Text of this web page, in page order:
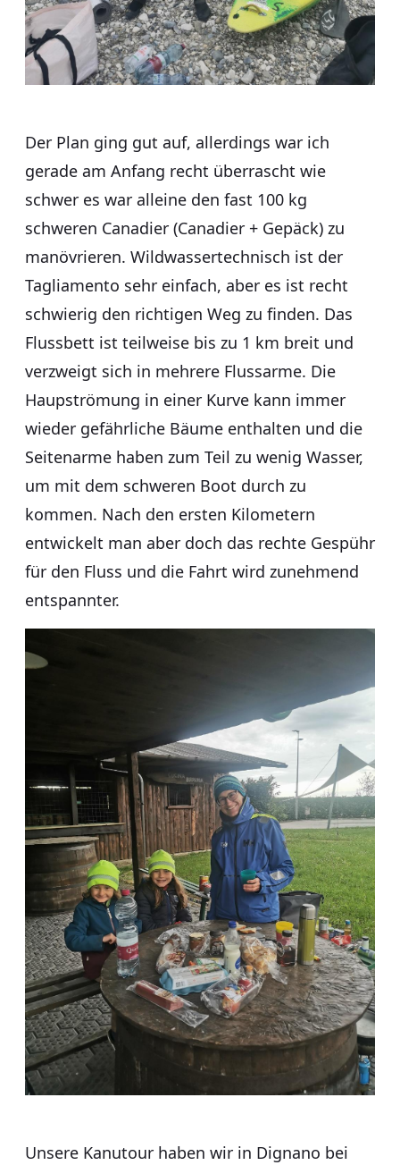
Der Plan ging gut auf, allerdings war ich
gerade am Anfang recht überrascht wie
schwer es war alleine den fast 100 kg
schweren Canadier (Canadier + Gepäck) zu
manövrieren. Wildwassertechnisch ist der
Tagliamento sehr einfach, aber es ist recht
schwierig den richtigen Weg zu finden. Das
Flussbett ist teilweise bis zu 1 km breit und
verzweigt sich in mehrere Flussarme. Die
Haupströmung in einer Kurve kann immer
wieder gefährliche Bäume enthalten und die
Seitenarme haben zum Teil zu wenig Wasser,
um mit dem schweren Boot durch zu
kommen. Nach den ersten Kilometern
entwickelt man aber doch das rechte Gespühr
für den Fluss und die Fahrt wird zunehmend
entspannter.
Unsere Kanutour haben wir in Dignano bei